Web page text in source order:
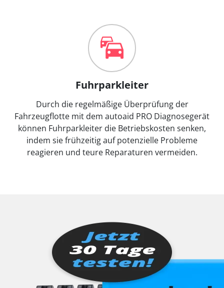
Fuhrparkleiter
Durch die regelmäßige Überprüfung der
Fahrzeugflotte mit dem autoaid PRO Diagnosegerät
können Fuhrparkleiter die Betriebskosten senken,
indem sie frühzeitig auf potenzielle Probleme
reagieren und teure Reparaturen vermeiden.